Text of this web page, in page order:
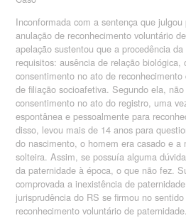
Inconformada com a sentença que
anulação de reconhecimento voluntário
apelação sustentou que a procedência
requisitos: ausência de relação
consentimento no ato de
de filiação socioafetiva. Segundo ela,
consentimento no ato do registro, uma
espontânea e pessoalmente para
disso, levou mais de 14 anos para
do nascimento, o homem era casado e a
solteira. Assim, se possuía alguma
da paternidade à época, o que não fez.
comprovada a inexistência de
jurisprudência do RS se firmou no
reconhecimento voluntário de paternidade.